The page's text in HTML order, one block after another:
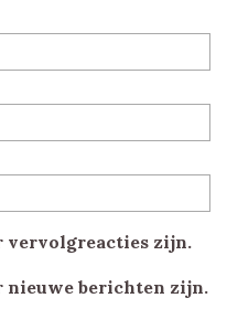
vervolgreacties zijn.
nieuwe berichten zijn.